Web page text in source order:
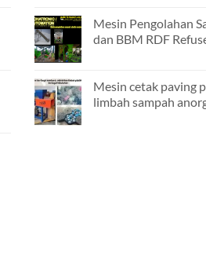
Mesin Pengolahan
dan BBM RDF
Mesin cetak paving
limbah sampah